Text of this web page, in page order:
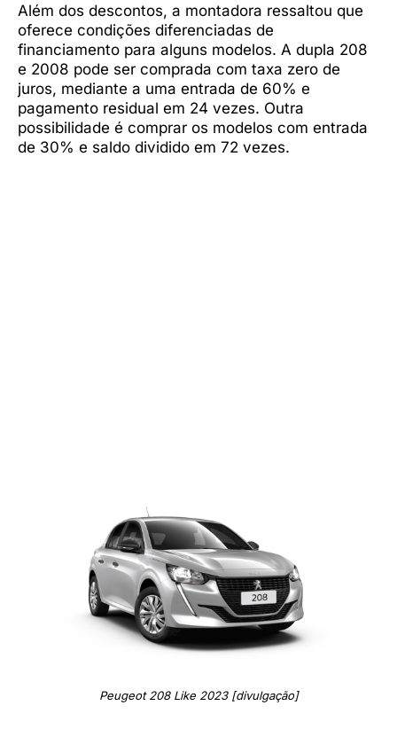
Além dos descontos, a montadora ressaltou que
oferece condições diferenciadas de
financiamento para alguns modelos. A dupla 208
e 2008 pode ser comprada com taxa zero de
juros, mediante a uma entrada de 60% e
pagamento residual em 24 vezes. Outra
possibilidade é comprar os modelos com entrada
de 30% e saldo dividido em 72 vezes.
Peugeot 208 Like 2023 [divulgação]